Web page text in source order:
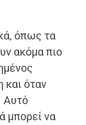
όπως τα
ακόμα πιο
και όταν
Αυτό
μπορεί να